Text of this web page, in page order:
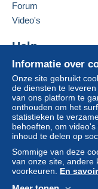
Alle betalingen
overschrijving
Deze verkoper
Informatie over
Onze site gebruikt
de diensten te
van ons platform te
onthouden om het
statistieken te
behoeften, om
inhoud te delen op
Sommige van deze
van onze site, andere
voorkeuren. En
Forum
Video's
Help
Hulpcentrum
Kopen op Delcampe
Verkopen op
Een beveiligde